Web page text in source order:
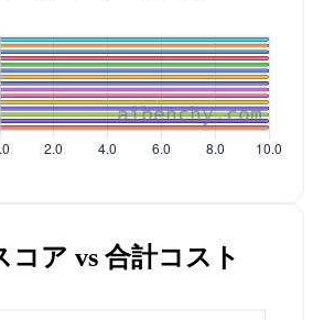
コア vs 合計コスト